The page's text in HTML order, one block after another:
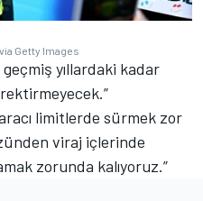
Getty Images
yıllardaki kadar
limitlerde sürmek zor
viraj içlerinde
zorunda kalıyoruz.”